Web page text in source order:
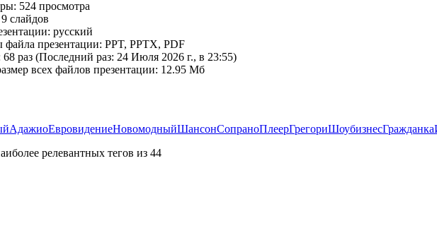
524 просмотра
слайдов
русский
презентации: PPT, PPTX, PDF
68 раз (Последний раз: 24 Июля 2026 г., в 23:55)
всех файлов презентации: 12.95 Мб
АдажиоЕвровидениеНовомодныйШансонСопраноПлеерГрегориШоубизнесГражданка
релевантных тегов из 44